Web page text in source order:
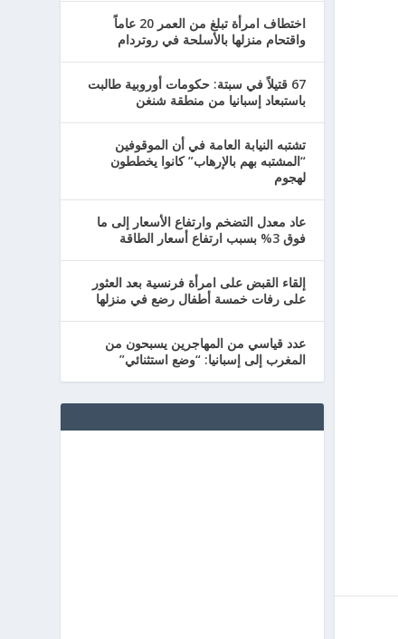
اختطاف امرأة تبلغ من العمر 20 عاماً
واقتحام منزلها بالأسلحة في روتردام
67 قتيلاً في سبتة: حكومات أوروبية طالبت
باستبعاد إسبانيا من منطقة شنغن
تشتبه النيابة العامة في أن الموقوفين
“المشتبه بهم بالإرهاب” كانوا يخططون
لهجوم
عاد معدل التضخم وارتفاع الأسعار إلى ما
فوق 3% بسبب ارتفاع أسعار الطاقة
إلقاء القبض على امرأة فرنسية بعد العثور
على رفات خمسة أطفال رضع في منزلها
عدد قياسي من المهاجرين يسبحون من
المغرب إلى إسبانيا: “وضع استثنائي”